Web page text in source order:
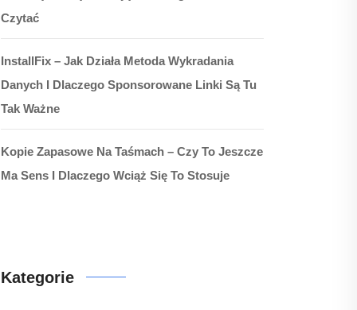
Czytać
InstallFix – Jak Działa Metoda Wykradania
Danych I Dlaczego Sponsorowane Linki Są Tu
Tak Ważne
Kopie Zapasowe Na Taśmach – Czy To Jeszcze
Ma Sens I Dlaczego Wciąż Się To Stosuje
Kategorie